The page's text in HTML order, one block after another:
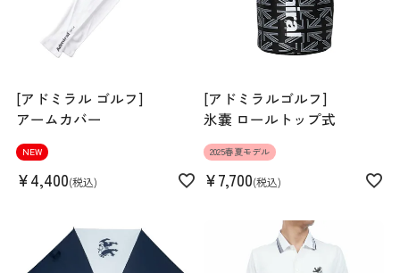
Hem width
S M L
159cm 51kgRecommended
[アドミラル ゴルフ]
アームカバー
NEW
¥4,400 税込
[アドミラルゴルフ]
氷嚢 ロールトップ式
2025春夏モデル
¥7,700 税込